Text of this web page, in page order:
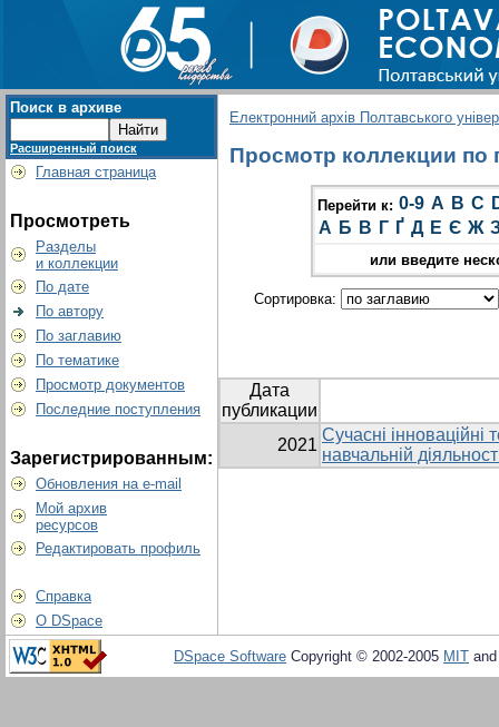
Поиск в архиве
Расширенный поиск
Главная страница
Просмотреть
Разделы
и коллекции
По дате
По автору
По заглавию
По тематике
Просмотр документов
Последние поступления
Зарегистрированным:
Обновления на e-mail
Мой архив
ресурсов
Редактировать профиль
Справка
О DSpace
Електронний архів Полтавського
Просмотр коллекции по
Перейти к: 0-9 A B C
А Б В Г Ґ Д Е Є Ж
или введите
Сортировка:
Дата
публикации
2021
Сучасні інноваційні
навчальній
DSpace Software Copyright © 2002-2005 MIT